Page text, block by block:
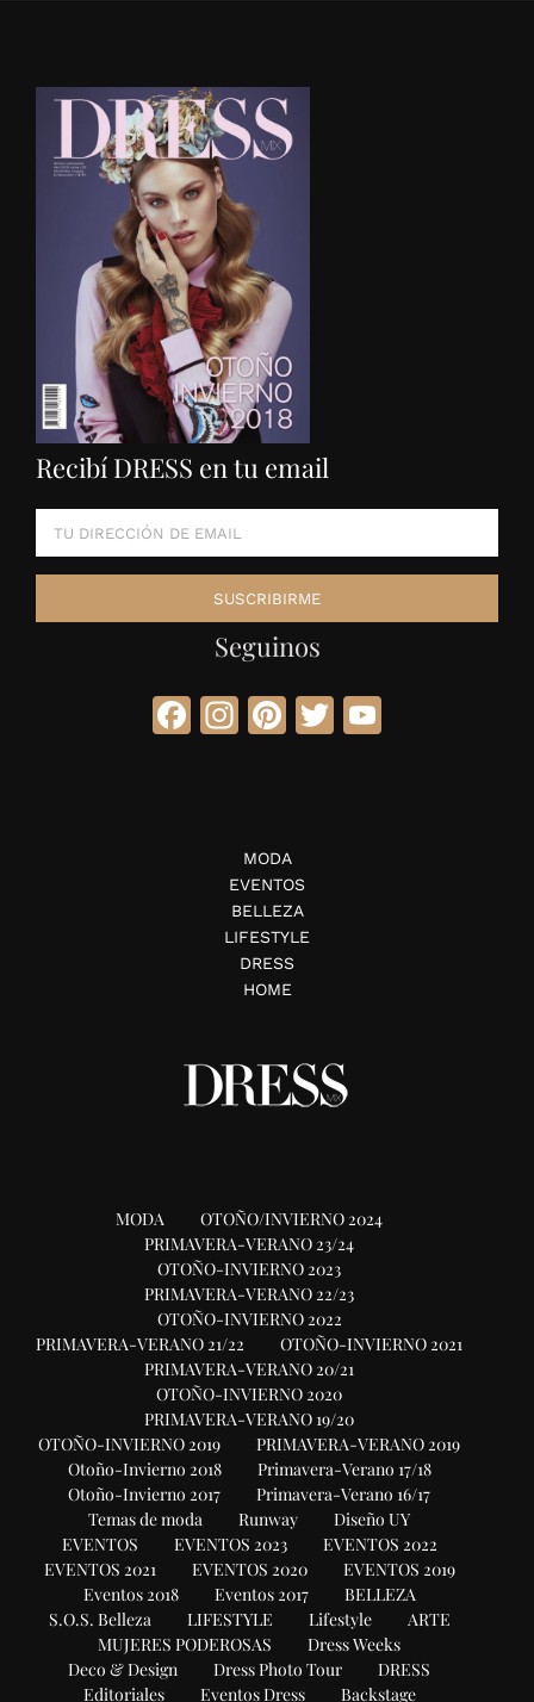
Recibí DRESS en tu email
Seguinos
Facebook
Instagram
Pinterest
Twitter
MODA
EVENTOS
BELLEZA
LIFESTYLE
DRESS
HOME
MODA
OTOÑO/INVIERNO 2024
PRIMAVERA-VERANO 23/24
OTOÑO-INVIERNO 2023
PRIMAVERA-VERANO 22/23
OTOÑO-INVIERNO 2022
PRIMAVERA-VERANO 21/22
OTOÑO-INVIERNO 2021
PRIMAVERA-VERANO 20/21
OTOÑO-INVIERNO 2020
PRIMAVERA-VERANO 19/20
OTOÑO-INVIERNO 2019
PRIMAVERA-VERANO 2019
Otoño-Invierno 2018
Primavera-Verano 17/18
Otoño-Invierno 2017
Primavera-Verano 16/17
Temas de moda
Runway
Diseño UY
EVENTOS
EVENTOS 2023
EVENTOS 2022
EVENTOS 2021
EVENTOS 2020
EVENTOS 2019
Eventos 2018
Eventos 2017
BELLEZA
S.O.S. Belleza
LIFESTYLE Lifestyle
ARTE
MUJERES PODEROSAS
Dress Weeks
Deco & Design
Dress Photo Tour
DRESS
Editoriales
Eventos Dress Backstage